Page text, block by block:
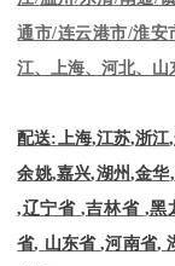
通市/连云港市/淮安
江、上海、河北、
配送: 上海,江苏,浙江,
余姚,嘉兴,湖州,金华,
,辽宁省 ,吉林省 ,黑
省, 山东省 ,河南省,